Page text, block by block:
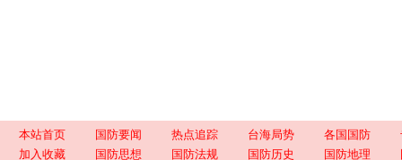
本站首页 国防要闻 热点追踪 台海局势 各国国防
加入收藏
国防思想 国防法规 国防历史 国防地理